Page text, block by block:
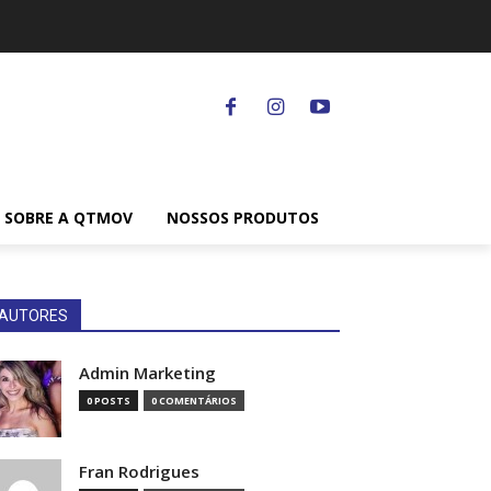
SOBRE A QTMOV NOSSOS PRODUTOS
Admin Marketing
0 POSTS 0 COMENTÁRIOS
Fran Rodrigues